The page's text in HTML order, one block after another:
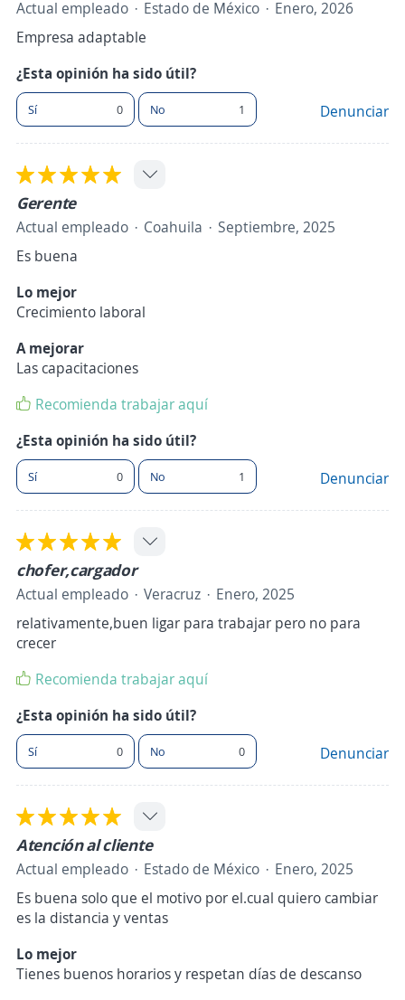
Actual empleado Estado de México
Enero, 2026
Empresa adaptable
¿Esta opinión ha sido útil?
Sí 0 No 1 Denunciar
Gerente
Actual empleado Coahuila
Septiembre, 2025
Es buena
Lo mejor
Crecimiento laboral
A mejorar
Las capacitaciones
Recomienda trabajar aquí
¿Esta opinión ha sido útil?
Sí 0 No 1 Denunciar
chofer,cargador
Actual empleado Veracruz
Enero, 2025
relativamente,buen ligar para trabajar pero no para
crecer
Recomienda trabajar aquí
¿Esta opinión ha sido útil?
Sí 0 No 0 Denunciar
Atención al cliente
Actual empleado Estado de México
Enero, 2025
Es buena solo que el motivo por el.cual quiero cambiar
es la distancia y ventas
Lo mejor
Tienes buenos horarios y respetan días de descanso